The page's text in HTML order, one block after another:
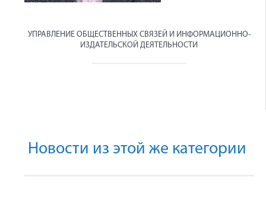
УПРАВЛЕНИЕ ОБЩЕСТВЕННЫХ СВЯЗЕЙ И ИНФОРМАЦИОННО-
ИЗДАТЕЛЬСКОЙ ДЕЯТЕЛЬНОСТИ
Новости из этой же категории